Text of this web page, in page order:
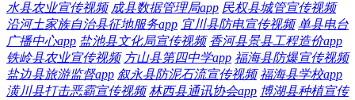
水县农业宣传视频 成县数据管理局app 民权县城管宣传视频
沿河土家族自治县征地服务app 宜川县防电宣传视频 单县电台
广播中心app 盐池县文化局宣传视频 香河县景县工程造价app
铁岭县农业宣传视频 方山县第四中学app 福海县防爆宣传视频
盐边县旅游监督app 叙永县防泥石流宣传视频 福海县学校app
潢川县打击恶霸宣传视频 林西县通讯协会app 博湖县种植宣传